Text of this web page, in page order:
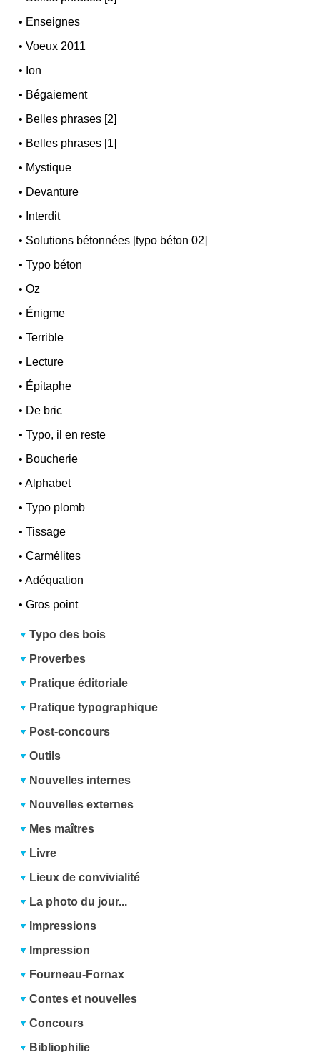
• Enseignes
•Voeux 2011
• Ion
• Bégaiement
• Belles phrases [2]
• Belles phrases [1]
• Mystique
• Devanture
• Interdit
• Solutions bétonnées [typo béton 02]
•Typo béton
•Oz
• Énigme
•Terrible
• Lecture
• Épitaphe
• De bric
•Typo, il en reste
• Boucherie
•Alphabet
•Typo plomb
•Tissage
•Carmélites
•Adéquation
•Gros point
Typo des bois
Proverbes
Pratique éditoriale
Pratique typographique
Post-concours
Outils
Nouvelles internes
Nouvelles externes
Mes maîtres
Livre
Lieux de convivialité
La photo du jour...
Impressions
Impression
Fourneau-Fornax
Contes et nouvelles
Concours
Bibliophilie